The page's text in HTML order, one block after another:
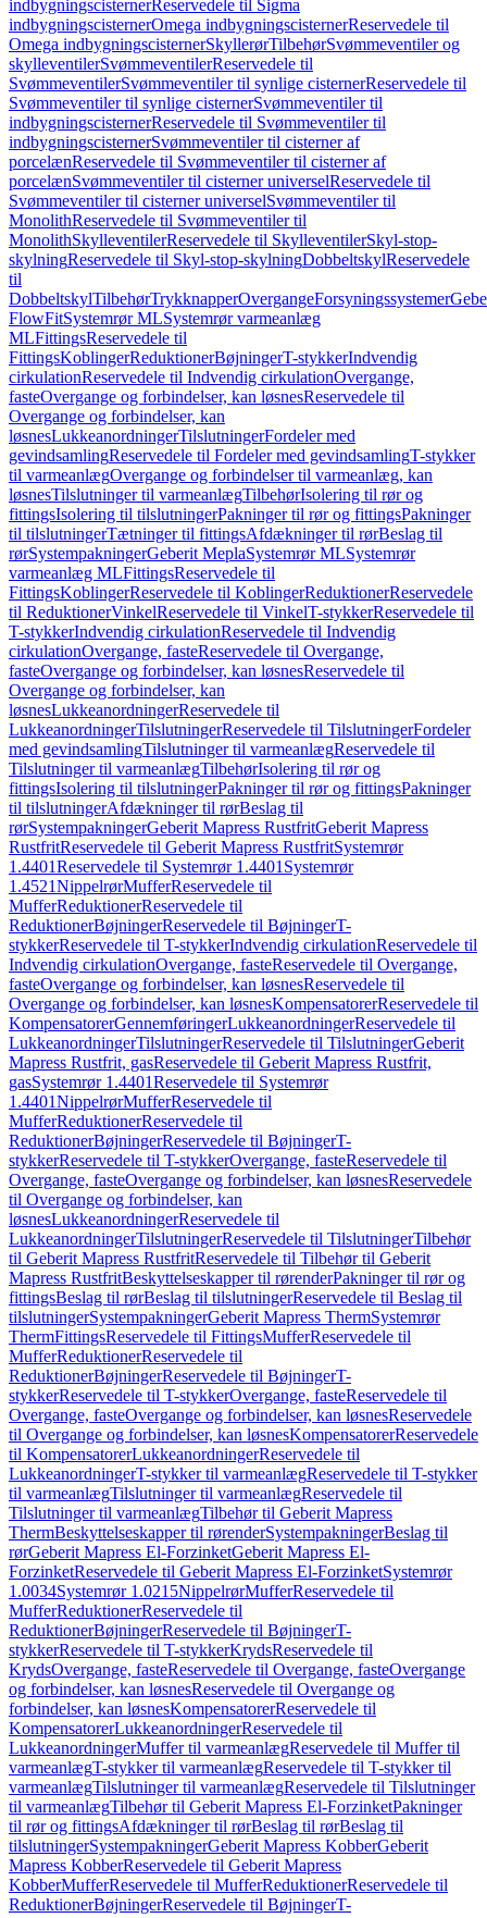
indbygningscisternerReservedele til Sigma
indbygningscisternerOmega indbygningscisternerReservedele til
Omega indbygningscisternerSkyllerørTilbehørSvømmeventiler og
skylleventilerSvømmeventilerReservedele til
SvømmeventilerSvømmeventiler til synlige cisternerReservedele til
Svømmeventiler til synlige cisternerSvømmeventiler til
indbygningscisternerReservedele til Svømmeventiler til
indbygningscisternerSvømmeventiler til cisterner af
porcelænReservedele til Svømmeventiler til cisterner af
porcelænSvømmeventiler til cisterner universelReservedele til
Svømmeventiler til cisterner universelSvømmeventiler til
MonolithReservedele til Svømmeventiler til
MonolithSkylleventilerReservedele til SkylleventilerSkyl-stop-
skylningReservedele til Skyl-stop-skylningDobbeltskylReservedele
til
DobbeltskylTilbehørTrykknapperOvergangeForsyningssystemer
FlowFitSystemrør MLSystemrør varmeanlæg
MLFittingsReservedele til
FittingsKoblingerReduktionerBøjningerT-stykkerIndvendig
cirkulationReservedele til Indvendig cirkulationOvergange,
fasteOvergange og forbindelser, kan løsnesReservedele til
Overgange og forbindelser, kan
løsnesLukkeanordningerTilslutningerFordeler med
gevindsamlingReservedele til Fordeler med gevindsamlingT-stykker
til varmeanlægOvergange og forbindelser til varmeanlæg, kan
løsnesTilslutninger til varmeanlægTilbehørIsolering til rør og
fittingsIsolering til tilslutningerPakninger til rør og fittingsPakninger
til tilslutningerTætninger til fittingsAfdækninger til rørBeslag til
rørSystempakningerGeberit MeplaSystemrør MLSystemrør
varmeanlæg MLFittingsReservedele til
FittingsKoblingerReservedele til KoblingerReduktionerReservedele
til ReduktionerVinkelReservedele til VinkelT-stykkerReservedele til
T-stykkerIndvendig cirkulationReservedele til Indvendig
cirkulationOvergange, fasteReservedele til Overgange,
fasteOvergange og forbindelser, kan løsnesReservedele til
Overgange og forbindelser, kan
løsnesLukkeanordningerReservedele til
LukkeanordningerTilslutningerReservedele til TilslutningerFordeler
med gevindsamlingTilslutninger til varmeanlægReservedele til
Tilslutninger til varmeanlægTilbehørIsolering til rør og
fittingsIsolering til tilslutningerPakninger til rør og fittingsPakninger
til tilslutningerAfdækninger til rørBeslag til
rørSystempakningerGeberit Mapress RustfritGeberit Mapress
RustfritReservedele til Geberit Mapress RustfritSystemrør
1.4401Reservedele til Systemrør 1.4401 Systemrør
1.4521NippelrørMufferReservedele til
MufferReduktionerReservedele til
ReduktionerBøjningerReservedele til BøjningerT-
stykkerReservedele til T-stykkerIndvendig cirkulationReservedele til
Indvendig cirkulationOvergange, fasteReservedele til Overgange,
fasteOvergange og forbindelser, kan løsnesReservedele til
Overgange og forbindelser, kan løsnesKompensatorerReservedele til
KompensatorerGennemføringerLukkeanordningerReservedele til
LukkeanordningerTilslutningerReservedele til TilslutningerGeberit
Mapress Rustfrit, gasReservedele til Geberit Mapress Rustfrit,
gasSystemrør 1.4401Reservedele til Systemrør
1.4401NippelrørMufferReservedele til
MufferReduktionerReservedele til
ReduktionerBøjningerReservedele til BøjningerT-
stykkerReservedele til T-stykkerOvergange, fasteReservedele til
Overgange, fasteOvergange og forbindelser, kan løsnesReservedele
til Overgange og forbindelser, kan
løsnesLukkeanordningerReservedele til
LukkeanordningerTilslutningerReservedele til TilslutningerTilbehør
til Geberit Mapress RustfritReservedele til Tilbehør til Geberit
Mapress RustfritBeskyttelseskapper til rørenderPakninger til rør og
fittingsBeslag til rørBeslag til tilslutningerReservedele til Beslag til
tilslutningerSystempakningerGeberit Mapress ThermSystemrør
ThermFittingsReservedele til FittingsMufferReservedele til
MufferReduktionerReservedele til
ReduktionerBøjningerReservedele til BøjningerT-
stykkerReservedele til T-stykkerOvergange, fasteReservedele til
Overgange, fasteOvergange og forbindelser, kan løsnesReservedele
til Overgange og forbindelser, kan løsnesKompensatorerReservedele
til KompensatorerLukkeanordningerReservedele til
LukkeanordningerT-stykker til varmeanlægReservedele til T-stykker
til varmeanlægTilslutninger til varmeanlægReservedele til
Tilslutninger til varmeanlægTilbehør til Geberit Mapress
ThermBeskyttelseskapper til rørenderSystempakningerBeslag til
rørGeberit Mapress El-ForzinketGeberit Mapress El-
ForzinketReservedele til Geberit Mapress El-ForzinketSystemrør
1.0034Systemrør 1.0215NippelrørMufferReservedele til
MufferReduktionerReservedele til
ReduktionerBøjningerReservedele til BøjningerT-
stykkerReservedele til T-stykkerKrydsReservedele til
KrydsOvergange, fasteReservedele til Overgange, fasteOvergange
og forbindelser, kan løsnesReservedele til Overgange og
forbindelser, kan løsnesKompensatorerReservedele til
KompensatorerLukkeanordningerReservedele til
LukkeanordningerMuffer til varmeanlægReservedele til Muffer til
varmeanlægT-stykker til varmeanlægReservedele til T-stykker til
varmeanlægTilslutninger til varmeanlægReservedele til Tilslutninger
til varmeanlægTilbehør til Geberit Mapress El-ForzinketPakninger
til rør og fittingsAfdækninger til rørBeslag til rørBeslag til
tilslutningerSystempakningerGeberit Mapress KobberGeberit
Mapress KobberReservedele til Geberit Mapress
KobberMufferReservedele til MufferReduktionerReservedele til
ReduktionerBøjningerReservedele til BøjningerT-